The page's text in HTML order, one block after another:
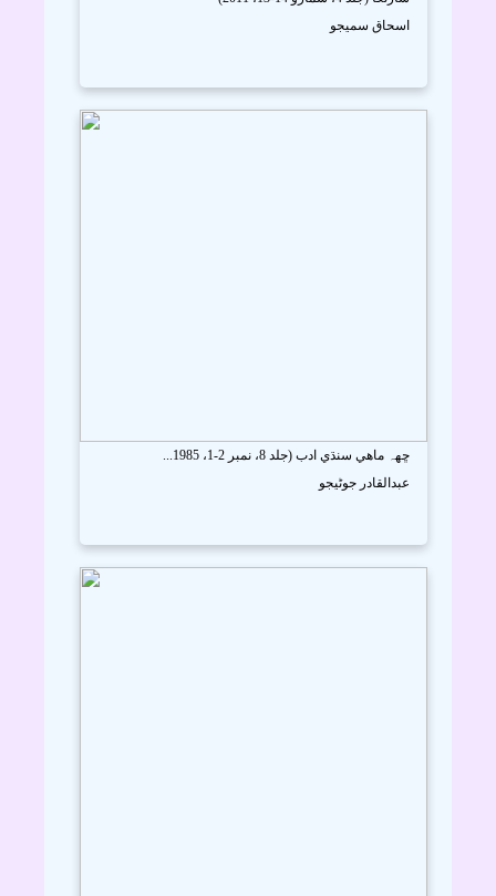
اسحاق سميجو
ڇھہ ماھي سنڌي ادب (جلد 8، نمبر 2-1، 1985...
عبدالقادر جوڻيجو